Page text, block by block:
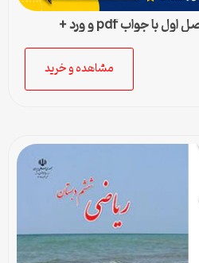
نمونه سوال ریاضی پنجم فصل اول با جواب pdf و ورد +
مشاهده و خرید